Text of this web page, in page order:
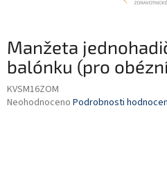
Manžeta
balónku (pro
KVSM16ZOM
Průměrné
Neohodnoceno Podrobnosti